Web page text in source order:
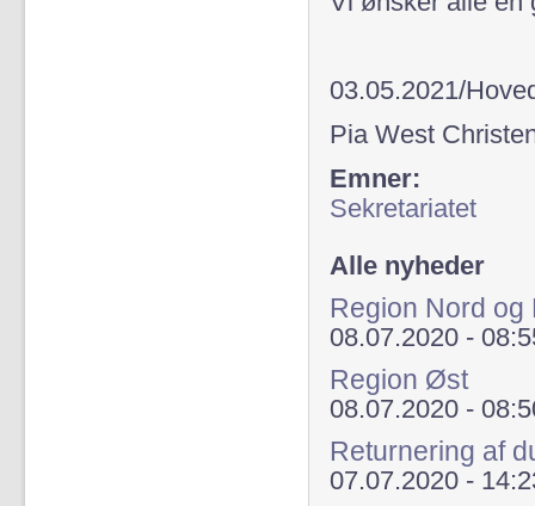
03.05.2021/
Pia West
Emner:
Sekretariatet
Alle nyheder
Region Nord og
08.07.2020 -
Region Øst
08.07.2020 -
Returnering af
07.07.2020 -